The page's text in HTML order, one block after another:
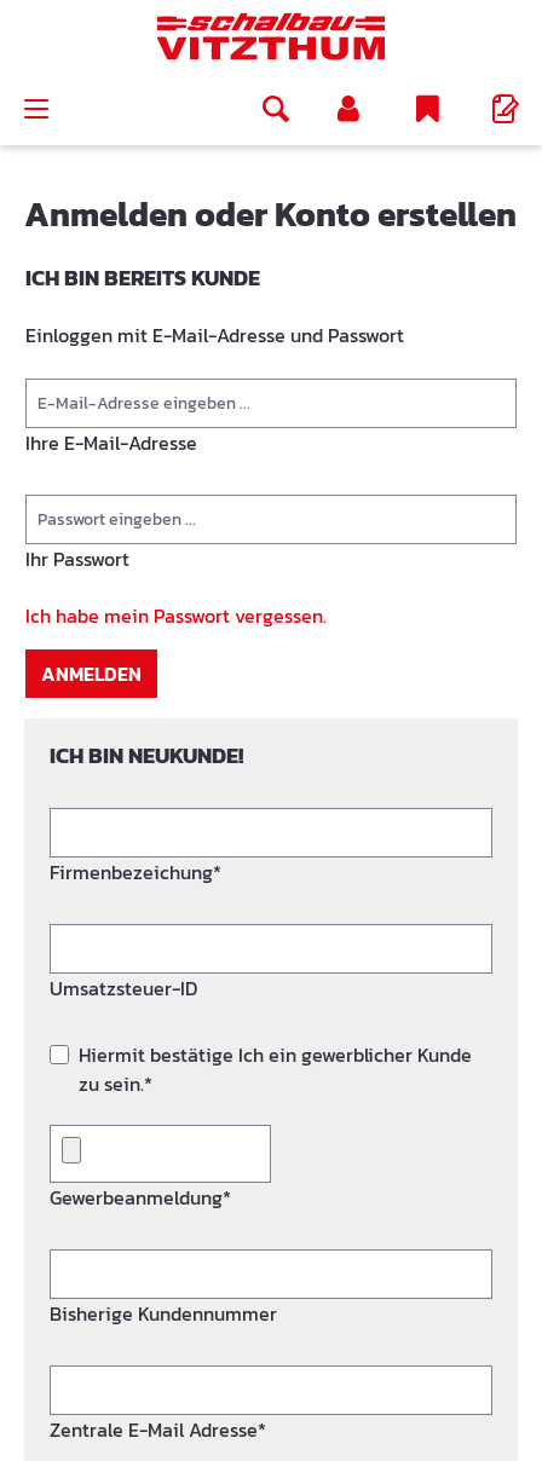
Anmelden oder Konto erstellen
ICH BIN BEREITS KUNDE
Einloggen mit E-Mail-Adresse und Passwort
Ihre E-Mail-Adresse
Ihr Passwort
Ich habe mein Passwort vergessen.
ANMELDEN
ICH BIN NEUKUNDE!
Firmenbezeichung*
Umsatzsteuer-ID
Hiermit bestätige Ich ein gewerblicher Kunde
zu sein.*
Gewerbeanmeldung*
Bisherige Kundennummer
Zentrale E-Mail Adresse*